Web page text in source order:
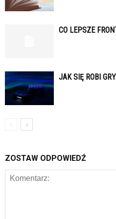
CO LEPSZE
JAK SIĘ ROBI
ZOSTAW ODPOWIEDŹ